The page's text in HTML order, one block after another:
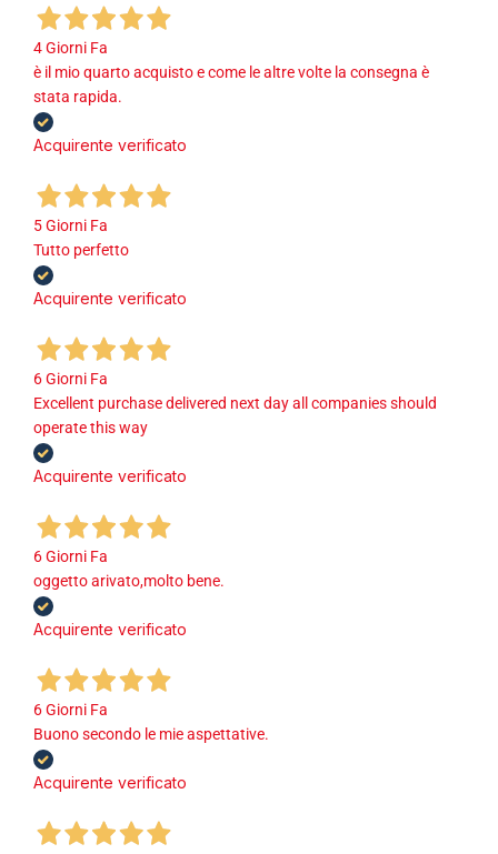
4 Giorni Fa
è il mio quarto acquisto e come le altre volte la consegna è
stata rapida.
Acquirente verificato
5 Giorni Fa
Tutto perfetto
Acquirente verificato
6 Giorni Fa
Excellent purchase delivered next day all companies should
operate this way
Acquirente verificato
6 Giorni Fa
oggetto arivato,molto bene.
Acquirente verificato
6 Giorni Fa
Buono secondo le mie aspettative.
Acquirente verificato